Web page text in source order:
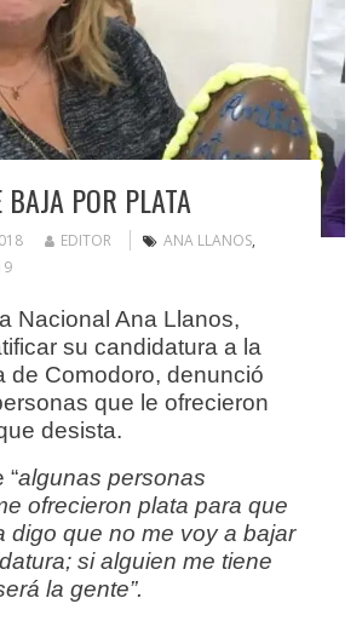
POR PLATA
EDITOR ANA LLANOS,
Nacional Ana Llanos,
su candidatura a la
de Comodoro, denunció
que le ofrecieron
desista.
“algunas personas
ofrecieron plata para que
digo que no me voy a bajar
si alguien me tiene
la gente”.